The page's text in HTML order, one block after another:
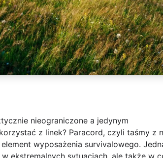
nieograniczone a jedynym
z linek? Paracord, czyli taśmy z
wyposażenia survivalowego.